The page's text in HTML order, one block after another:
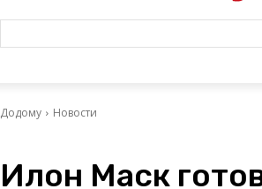
Додому Новости
Илон Маск